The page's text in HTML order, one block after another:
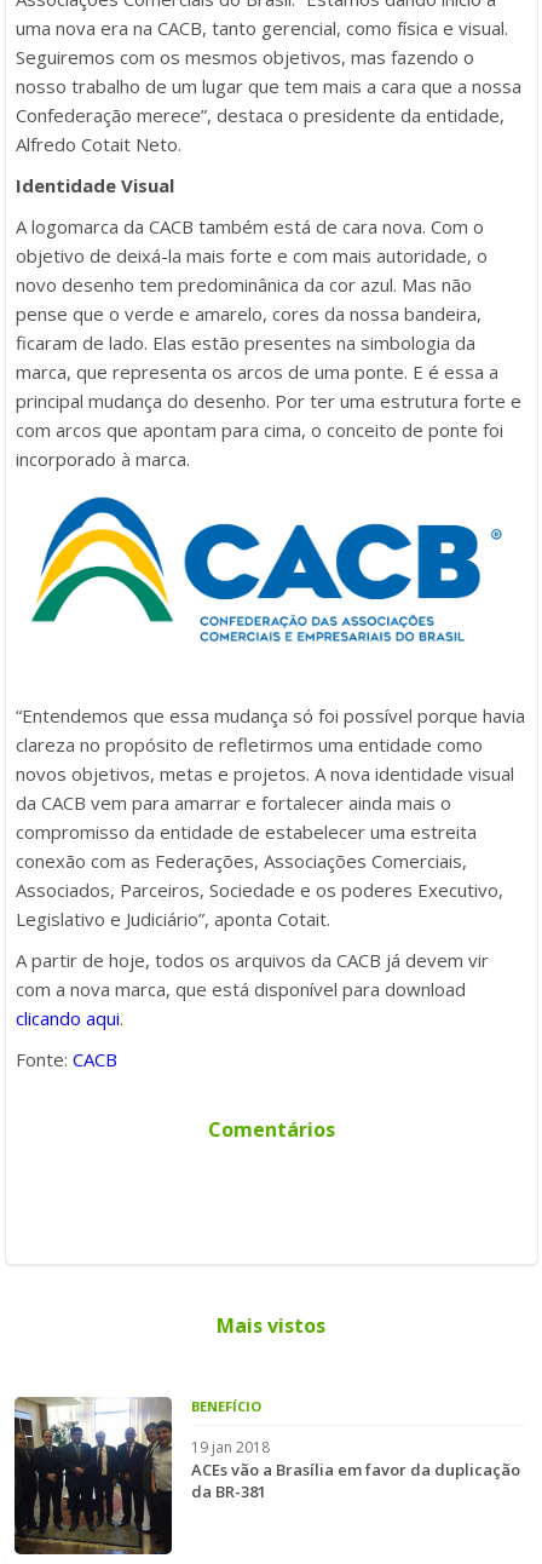
uma nova era na CACB, tanto gerencial, como física e visual.
Seguiremos com os mesmos objetivos, mas fazendo o
nosso trabalho de um lugar que tem mais a cara que a nossa
Confederação merece”, destaca o presidente da entidade,
Alfredo Cotait Neto.
Identidade Visual
A logomarca da CACB também está de cara nova. Com o
objetivo de deixá-la mais forte e com mais autoridade, o
novo desenho tem predominânica da cor azul. Mas não
pense que o verde e amarelo, cores da nossa bandeira,
ficaram de lado. Elas estão presentes na simbologia da
marca, que representa os arcos de uma ponte. E é essa a
principal mudança do desenho. Por ter uma estrutura forte e
com arcos que apontam para cima, o conceito de ponte foi
incorporado à marca.
“Entendemos que essa mudança só foi possível porque havia
clareza no propósito de refletirmos uma entidade como
novos objetivos, metas e projetos. A nova identidade visual
da CACB vem para amarrar e fortalecer ainda mais o
compromisso da entidade de estabelecer uma estreita
conexão com as Federações, Associações Comerciais,
Associados, Parceiros, Sociedade e os poderes Executivo,
Legislativo e Judiciário”, aponta Cotait.
A partir de hoje, todos os arquivos da CACB já devem vir
com a nova marca, que está disponível para download
clicando aqui.
Fonte: CACB
Comentários
Mais vistos
BENEFÍCIO
19 jan 2018
ACEs vão a Brasília em favor da duplicação
da BR-381